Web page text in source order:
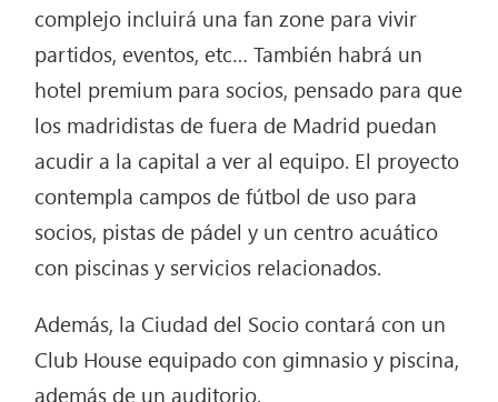
complejo incluirá una fan zone para vivir
partidos, eventos, etc… También habrá un
hotel premium para socios, pensado para que
los madridistas de fuera de Madrid puedan
acudir a la capital a ver al equipo. El proyecto
contempla campos de fútbol de uso para
socios, pistas de pádel y un centro acuático
con piscinas y servicios relacionados.
Además, la Ciudad del Socio contará con un
Club House equipado con gimnasio y piscina,
además de un auditorio.